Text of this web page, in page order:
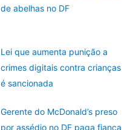
de abelhas no DF
Lei que aumenta punição a
crimes digitais contra crianças
é sancionada
Gerente do McDonald’s preso
por assédio no DF paga fiança